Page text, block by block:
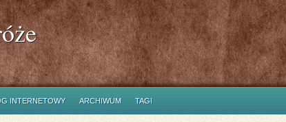
INTERNETOWY ARCHIWUM TAGI